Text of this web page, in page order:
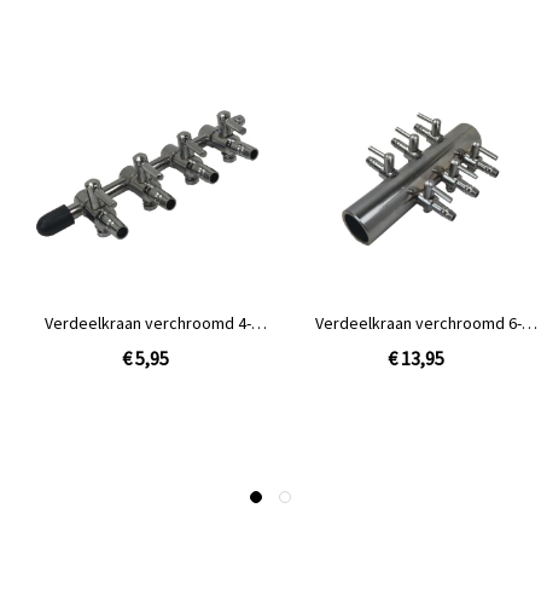
Verdeelkraan verchroomd 4-
€ 5,95
Verdeelkraan verchroomd 6-
€ 13,95